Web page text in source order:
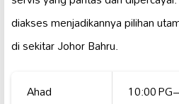
diakses menjadikannya pilihan
di sekitar Johor Bahru.
Ahad
10:00